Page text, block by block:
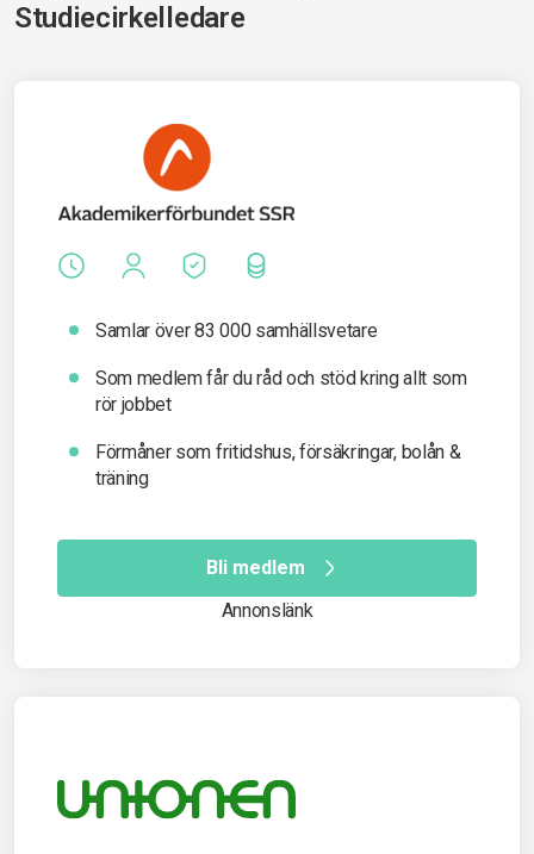
Studiecirkelledare
Samlar över 83 000 samhällsvetare
Som medlem får du råd och stöd kring allt som
rör jobbet
Förmåner som fritidshus, försäkringar, bolån &
träning
Bli medlem
Annonslänk